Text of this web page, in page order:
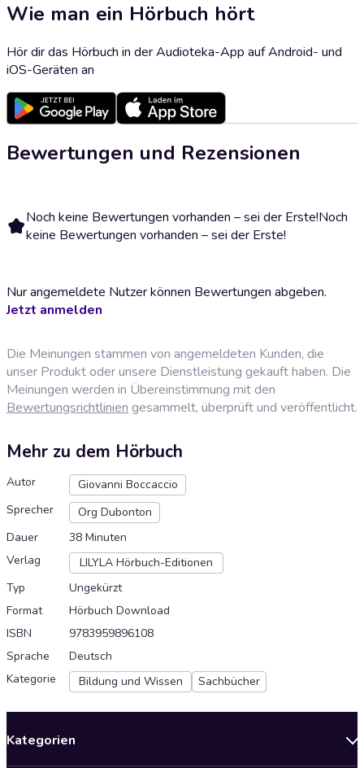
Wie man ein Hörbuch hört
Hör dir das Hörbuch in der Audioteka-App auf Android- und
iOS-Geräten an
Bewertungen und Rezensionen
Noch keine Bewertungen vorhanden – sei der Erste!Noch
keine Bewertungen vorhanden – sei der Erste!
Nur angemeldete Nutzer können Bewertungen abgeben.
Jetzt anmelden
Die Meinungen stammen von angemeldeten Kunden, die
unser Produkt oder unsere Dienstleistung gekauft haben. Die
Meinungen werden in Übereinstimmung mit den
Bewertungsrichtlinien gesammelt, überprüft und veröffentlicht.
Mehr zu dem Hörbuch
Autor
Giovanni Boccaccio
Sprecher
Org Dubonton
Dauer
38 Minuten
Verlag
LILYLA Hörbuch-Editionen
Typ
Ungekürzt
Format
Hörbuch Download
ISBN
9783959896108
Sprache
Deutsch
Kategorie
Bildung und Wissen Sachbücher
Kategorien